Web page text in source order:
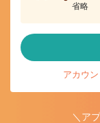
省略
アカウ
＼ア